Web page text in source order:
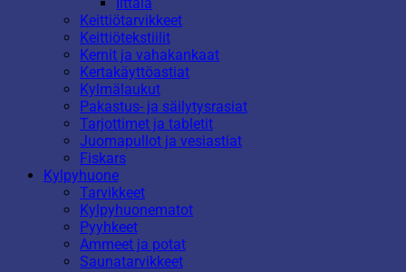
Keittiötarvikkeet
Keittiötekstiilit
Kernit ja vahakankaat
Kertakäyttöastiat
Kylmälaukut
Pakastus- ja säilytysrasiat
Tarjottimet ja tabletit
Juomapullot ja vesiastiat
Fiskars
Kylpyhuone
Tarvikkeet
Kylpyhuonematot
Pyyhkeet
Ammeet ja potat
Saunatarvikkeet